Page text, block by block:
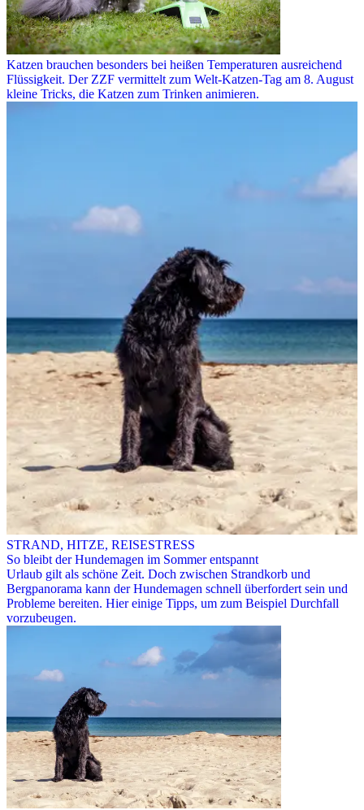
Katzen brauchen besonders bei heißen Temperaturen ausreichend
Flüssigkeit. Der ZZF vermittelt zum Welt-Katzen-Tag am 8. August
kleine Tricks, die Katzen zum Trinken animieren.
STRAND, HITZE, REISESTRESS
So bleibt der Hundemagen im Sommer entspannt
Urlaub gilt als schöne Zeit. Doch zwischen Strandkorb und
Bergpanorama kann der Hundemagen schnell überfordert sein und
Probleme bereiten. Hier einige Tipps, um zum Beispiel Durchfall
vorzubeugen.